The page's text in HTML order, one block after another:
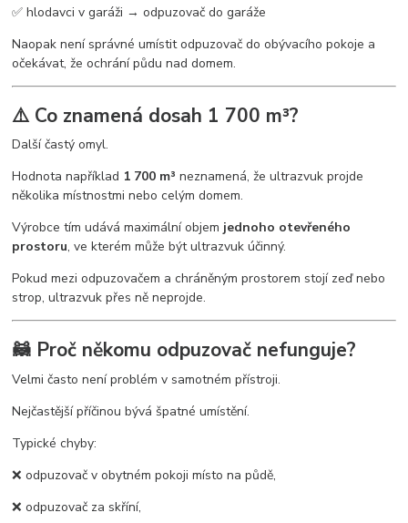
✅ hlodavci v garáži → odpuzovač do garáže
Naopak není správné umístit odpuzovač do obývacího pokoje a
očekávat, že ochrání půdu nad domem.
⚠️ Co znamená dosah 1 700 m³?
Další častý omyl.
Hodnota například 1 700 m³ neznamená, že ultrazvuk projde
několika místnostmi nebo celým domem.
Výrobce tím udává maximální objem jednoho otevřeného
prostoru, ve kterém může být ultrazvuk účinný.
Pokud mezi odpuzovačem a chráněným prostorem stojí zeď nebo
strop, ultrazvuk přes ně neprojde.
🦝 Proč někomu odpuzovač nefunguje?
Velmi často není problém v samotném přístroji.
Nejčastější příčinou bývá špatné umístění.
Typické chyby:
❌ odpuzovač v obytném pokoji místo na půdě,
❌ odpuzovač za skříní,